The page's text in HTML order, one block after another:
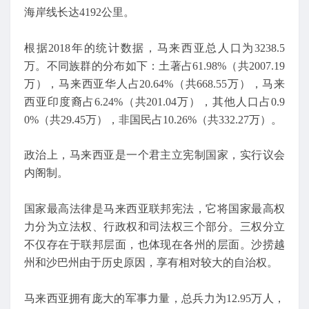
海岸线长达4192公里。
根据2018年的统计数据，马来西亚总人口为3238.5
万。不同族群的分布如下：土著占61.98%（共2007.19
万），马来西亚华人占20.64%（共668.55万），马来
西亚印度裔占6.24%（共201.04万），其他人口占0.9
0%（共29.45万），非国民占10.26%（共332.27万）。
政治上，马来西亚是一个君主立宪制国家，实行议会
内阁制。
国家最高法律是马来西亚联邦宪法，它将国家最高权
力分为立法权、行政权和司法权三个部分。三权分立
不仅存在于联邦层面，也体现在各州的层面。沙捞越
州和沙巴州由于历史原因，享有相对较大的自治权。
马来西亚拥有庞大的军事力量，总兵力为12.95万人，